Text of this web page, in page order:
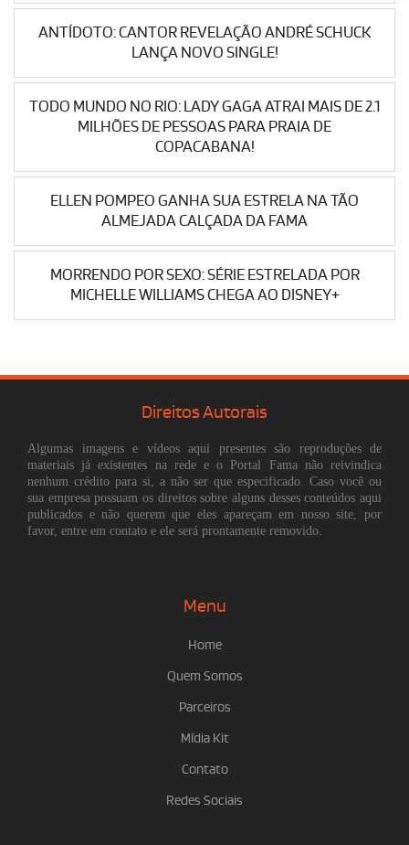
ANTÍDOTO: CANTOR REVELAÇÃO ANDRÉ SCHUCK
LANÇA NOVO SINGLE!
TODO MUNDO NO RIO: LADY GAGA ATRAI MAIS DE 2.1
MILHÕES DE PESSOAS PARA PRAIA DE
COPACABANA!
ELLEN POMPEO GANHA SUA ESTRELA NA TÃO
ALMEJADA CALÇADA DA FAMA
MORRENDO POR SEXO: SÉRIE ESTRELADA POR
MICHELLE WILLIAMS CHEGA AO DISNEY+
Direitos Autorais
Algumas imagens e vídeos aqui presentes são reproduções de
materiais já existentes na rede e o Portal Fama não reivindica
nenhum crédito para si, a não ser que especificado. Caso você ou
sua empresa possuam os direitos sobre alguns desses conteúdos aqui
publicados e não querem que eles apareçam em nosso site, por
favor, entre em contato e ele será prontamente removido.
Menu
Home
Quem Somos
Parceiros
Mídia Kit
Contato
Redes Sociais